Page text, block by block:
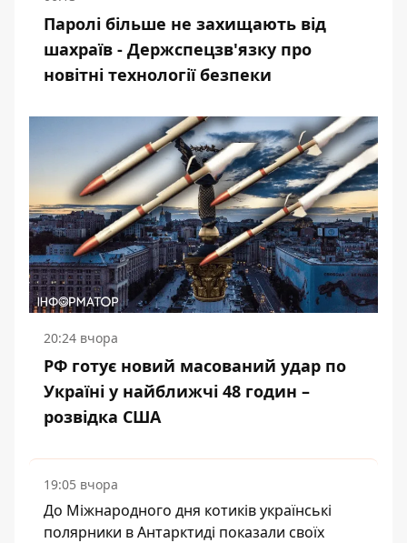
Паролі більше не захищають від
шахраїв - Держспецзв'язку про
новітні технології безпеки
20:24 вчора
РФ готує новий масований удар по
Україні у найближчі 48 годин –
розвідка США
19:05 вчора
До Міжнародного дня котиків українські
полярники в Антарктиді показали своїх